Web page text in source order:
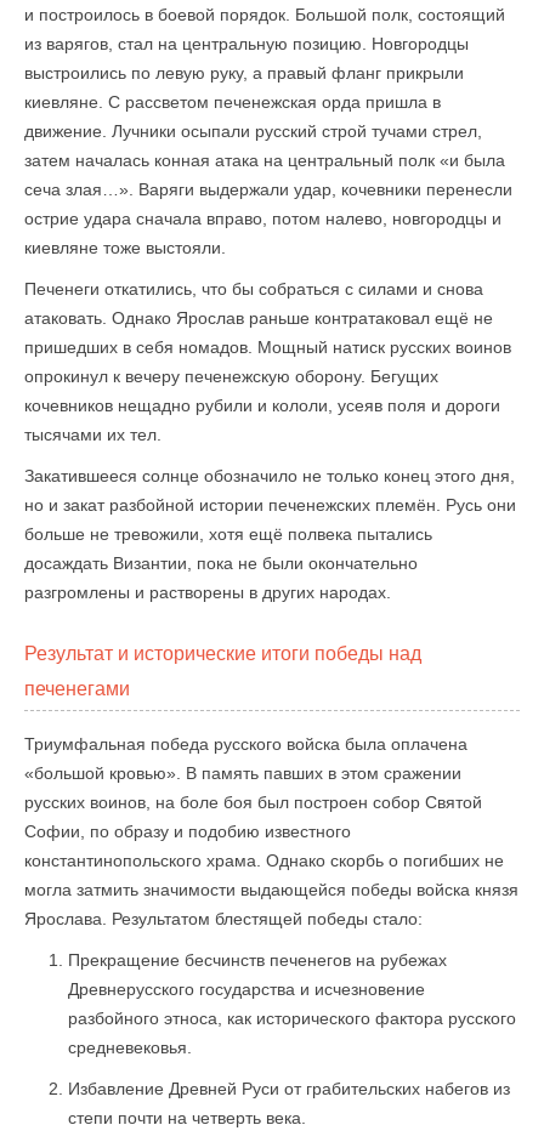
и построилось в боевой порядок. Большой полк, состоящий
из варягов, стал на центральную позицию. Новгородцы
выстроились по левую руку, а правый фланг прикрыли
киевляне. С рассветом печенежская орда пришла в
движение. Лучники осыпали русский строй тучами стрел,
затем началась конная атака на центральный полк «и была
сеча злая…». Варяги выдержали удар, кочевники перенесли
острие удара сначала вправо, потом налево, новгородцы и
киевляне тоже выстояли.
Печенеги откатились, что бы собраться с силами и снова
атаковать. Однако Ярослав раньше контратаковал ещё не
пришедших в себя номадов. Мощный натиск русских воинов
опрокинул к вечеру печенежскую оборону. Бегущих
кочевников нещадно рубили и кололи, усеяв поля и дороги
тысячами их тел.
Закатившееся солнце обозначило не только конец этого дня,
но и закат разбойной истории печенежских племён. Русь они
больше не тревожили, хотя ещё полвека пытались
досаждать Византии, пока не были окончательно
разгромлены и растворены в других народах.
Результат и исторические итоги победы над
печенегами
Триумфальная победа русского войска была оплачена
«большой кровью». В память павших в этом сражении
русских воинов, на боле боя был построен собор Святой
Софии, по образу и подобию известного
константинопольского храма. Однако скорбь о погибших не
могла затмить значимости выдающейся победы войска князя
Ярослава. Результатом блестящей победы стало:
Прекращение бесчинств печенегов на рубежах
Древнерусского государства и исчезновение
разбойного этноса, как исторического фактора русского
средневековья.
Избавление Древней Руси от грабительских набегов из
степи почти на четверть века.